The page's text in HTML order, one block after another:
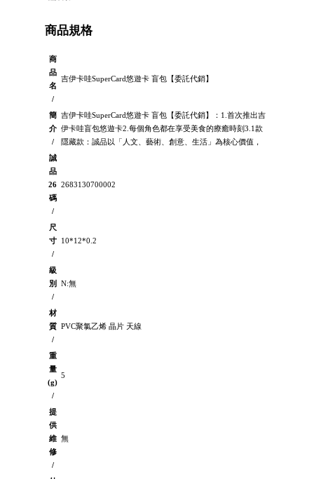
商品規格
商
品
名
/
吉伊卡哇SuperCard悠遊卡 盲包【委託代銷】
簡
介
/
吉伊卡哇SuperCard悠遊卡 盲包【委託代銷】：1.首次推出吉
伊卡哇盲包悠遊卡2.每個角色都在享受美食的療癒時刻3.1款
隱藏款：誠品以「人文、藝術、創意、生活」為核心價值，
誠
品
26
碼
/
2683130700002
尺
寸
/
10*12*0.2
級
別
/
N:無
材
質
/
PVC聚氯乙烯 晶片 天線
重
量
(g)
/
5
提
供
維
修
/
無